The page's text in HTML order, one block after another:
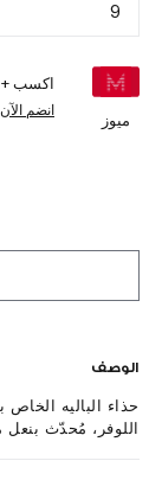
9
ميوز
اكسب +
انضم الآن
الوصف
حذاء الباليه
اللوفر، مُحدّث